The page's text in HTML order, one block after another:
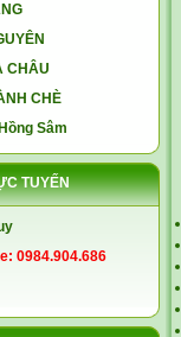
CHÂU
CHÈ
Sâm
TUYẾN
0984.904.686